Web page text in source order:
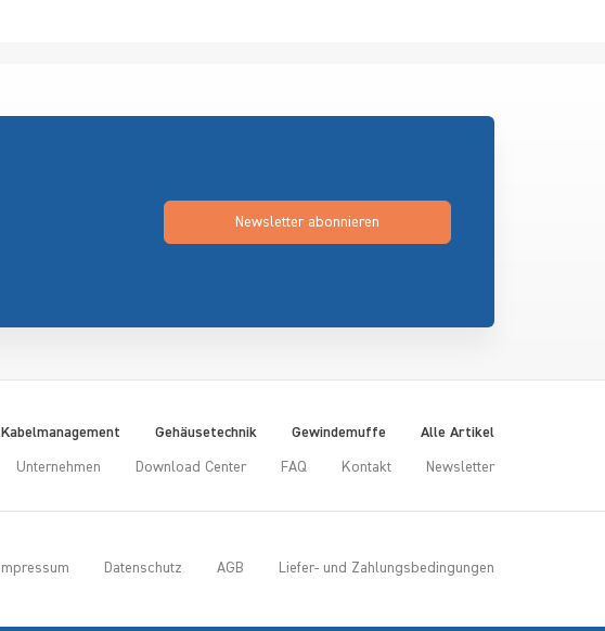
Newsletter abonnieren
Kabelmanagement Gehäusetechnik Gewindemuffe Alle Artikel
Unternehmen Download Center FAQ Kontakt Newsletter
Impressum Datenschutz AGB Liefer- und Zahlungsbedingungen